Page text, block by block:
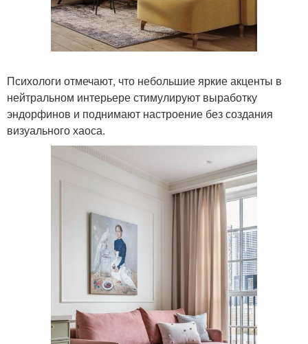
Психологи отмечают, что небольшие яркие акценты в
нейтральном интерьере стимулируют выработку
эндорфинов и поднимают настроение без создания
визуального хаоса.